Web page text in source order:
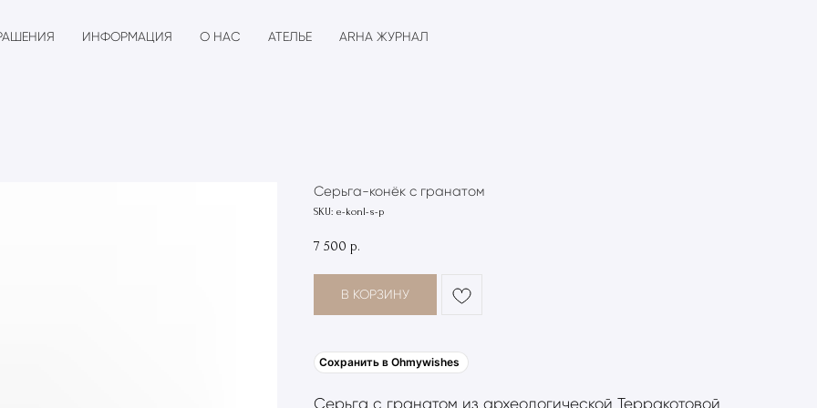
ИНФОРМАЦИЯ О НАС АТЕЛЬЕ ARHA ЖУРНАЛ
Серьга-конёк с гранатом
SKU: e-konl-s-p
7 500 р.
В КОРЗИНУ
Сохранить в Ohmywishes
Серьга с гранатом из археологической Терракотовой